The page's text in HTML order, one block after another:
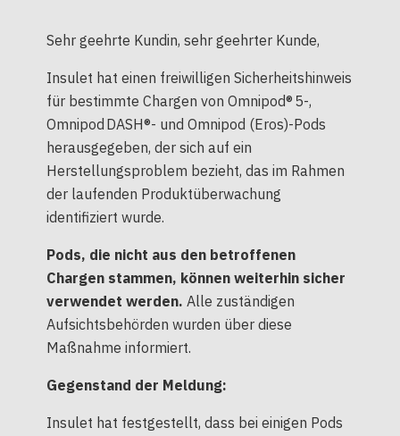
Sehr geehrte Kundin, sehr geehrter Kunde,
Insulet hat einen freiwilligen Sicherheitshinweis
für bestimmte Chargen von Omnipod® 5-,
Omnipod DASH®- und Omnipod (Eros)-Pods
herausgegeben, der sich auf ein
Herstellungsproblem bezieht, das im Rahmen
der laufenden Produktüberwachung
identifiziert wurde.
Pods, die nicht aus den betroffenen
Chargen stammen, können weiterhin sicher
verwendet werden. Alle zuständigen
Aufsichtsbehörden wurden über diese
Maßnahme informiert.
Gegenstand der Meldung:
Insulet hat festgestellt, dass bei einigen Pods